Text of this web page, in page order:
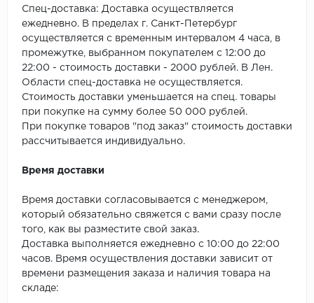
SPC Ideal Flooring
SPC Kronostep
SPC Promo
SPC Stronghold
Tulesna
Veon
Vinil click
Спец-доставка: Доставка осуществляется
ежедневно. В пределах г. Санкт-Петербург
осуществляется с временным интервалом 4 часа, в
промежутке, выбранном покупателем с 12:00 до
22:00 - стоимость доставки - 2000 рублей. В Лен.
Области спец-доставка не осуществляется.
Стоимость доставки уменьшается на спец. товары
при покупке на сумму более 50 000 рублей.
При покупке товаров "под заказ" стоимость доставки
рассчитывается индивидуально.
Время доставки
Время доставки согласовывается с менеджером,
который обязательно свяжется с вами сразу после
того, как вы разместите свой заказ.
Доставка выполняется ежедневно с 10:00 до 22:00
часов. Время осуществления доставки зависит от
времени размещения заказа и наличия товара на
складе: